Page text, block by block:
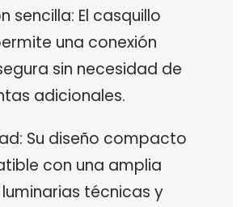
sencilla: El casquillo
una conexión
sin necesidad de
adicionales.
Su diseño compacto
con una amplia
técnicas y